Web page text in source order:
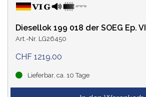
Diesellok 199 018 der SOEG Ep. VI
Art.-Nr. LG26450
CHF 1219.00
Lieferbar, ca. 10 Tage